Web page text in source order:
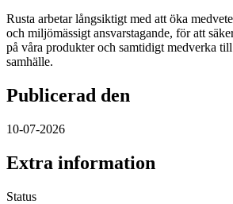
Rusta arbetar långsiktigt med att öka
och miljömässigt ansvarstagande, för att
på våra produkter och samtidigt medverka
samhälle.
Publicerad den
10-07-2026
Extra information
Status